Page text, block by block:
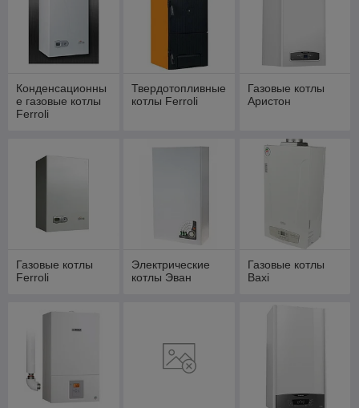
Конденсационны
е газовые котлы
Ferroli
Твердотопливные
котлы Ferroli
Газовые котлы
Аристон
Газовые котлы
Ferroli
Электрические
котлы Эван
Газовые котлы
Baxi